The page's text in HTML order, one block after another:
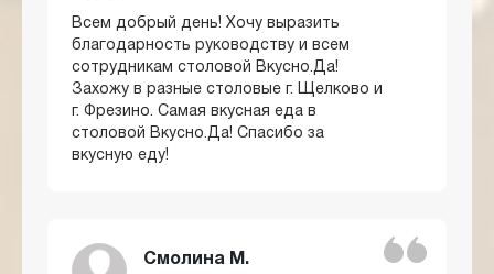
Всем добрый день! Хочу выразить
благодарность руководству и всем
сотрудникам столовой Вкусно.Да!
Захожу в разные столовые г. Щелково и
г. Фрезино. Самая вкусная еда в
столовой Вкусно.Да! Спасибо за
вкусную еду!
Смолина М.